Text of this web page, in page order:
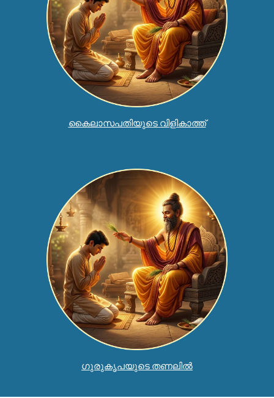
കൈലാസപതിയുടെ വിളികാത്ത്
ഗുരുകൃപയുടെ തണലിൽ